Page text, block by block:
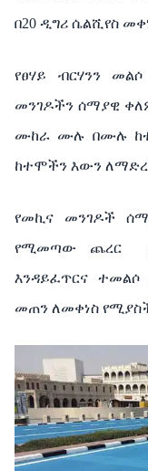
በ20 ዲግሪ ሴልሺየስ
የፀሃይ ብርሃንን
መንገዶችን ሰማያዊ
ሙከራ ሙሉ በሙሉ
ከተሞችን እውን
የመኪና መንገዶች
የሚመጣው ጨረር
እንዳይፈጥርና
መጠን ለመቀነስ